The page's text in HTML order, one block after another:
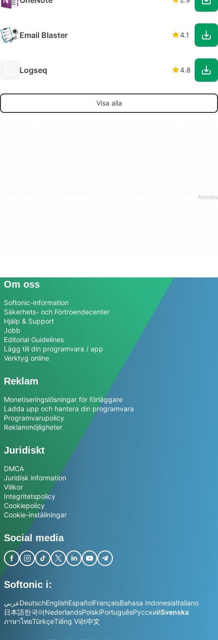
Email Blaster 4.1
Logseq 4.8
Visa alla
Om oss
Softonic-information
Säkerhets- och Förtroendecenter
Hjälp & Support
Jobb
Editorial Guidelines
Lägg till din programvara / app
Verktyg online
Reklam
Monetiseringslösningar för förläggare
Ladda upp och hantera din programvara
Programvarupolicy
Reklammöjligheter
Juridiskt
DMCA
Juridisk information
Villkor
Integritetspolicy
Cookiepolicy
Cookie-inställningar
Social media
Softonic i:
عربيDeutschEnglishEspañolFrançaisBahasa IndonesiaItaliano
日本語한국어NederlandsPolskiPortuguêsРусскийSvenska
ภาษาไทยTürkçeTiếng Việt中文